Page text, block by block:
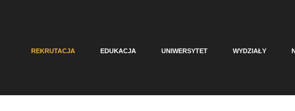
REKRUTACJA EDUKACJA UNIWERSYTET WYDZIAŁY